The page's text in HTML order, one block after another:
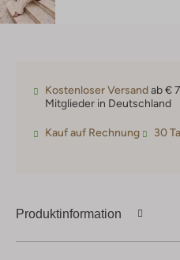
Kostenloser Versandab €
Mitglieder in Deutschland
Kauf auf Rechnung 30
Produktinformation